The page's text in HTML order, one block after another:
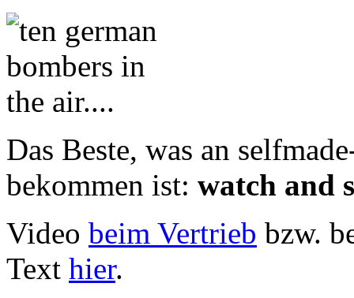
Das Beste, was an
bekommen ist: watch and
Video beim Vertrieb bzw.
Text hier.